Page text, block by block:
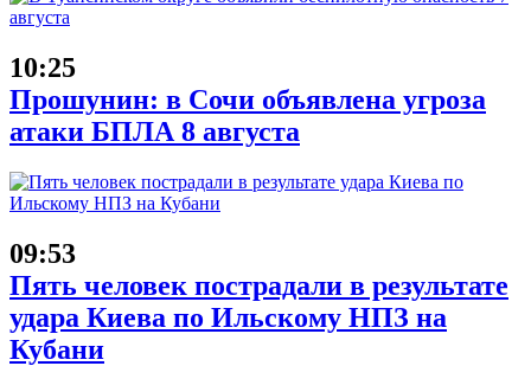
10:25
Прошунин: в Сочи объявлена угроза
атаки БПЛА 8 августа
09:53
Пять человек пострадали в результате
удара Киева по Ильскому НПЗ на
Кубани